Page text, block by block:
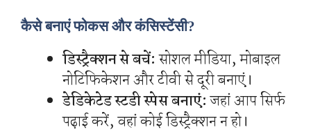
कैसे बनाएं फोकस और कंसिस्टेंसी?
डिस्ट्रैक्शन से बचें:सोशल मीडिया, मोबाइल
नोटिफिकेशन और टीवी से दूरी बनाएं।
डेडिकेटेड स्टडी स्पेस बनाएं:जहां आप सिर्फ
पढ़ाई करें, वहां कोई डिस्ट्रैक्शन न हो।